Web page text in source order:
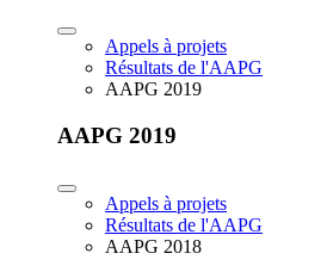
Appels à projets
Résultats de l'AAPG
AAPG 2019
AAPG 2019
Appels à projets
Résultats de l'AAPG
AAPG 2018